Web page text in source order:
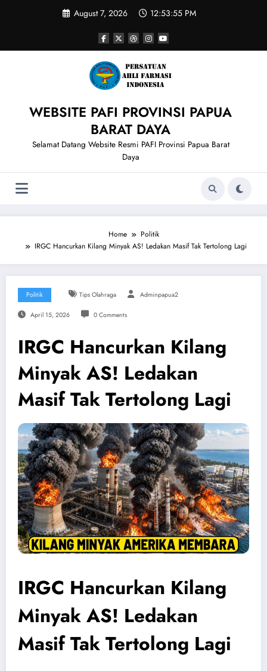
August 7, 2026 12:53:56 PM
WEBSITE PAFI PROVINSI PAPUA
BARAT DAYA
Selamat Datang Website Resmi PAFI Provinsi Papua Barat
Daya
Home
Politik
IRGC Hancurkan Kilang Minyak AS! Ledakan Masif Tak Tertolong Lagi
Politik Tips Olahraga Adminpapua2
April 15, 2026 0 Comments
IRGC Hancurkan Kilang
Minyak AS! Ledakan
Masif Tak Tertolong Lagi
IRGC Hancurkan Kilang
Minyak AS! Ledakan
Masif Tak Tertolong Lagi